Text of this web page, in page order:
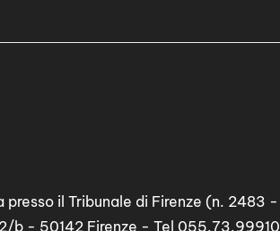
il Tribunale di Firenze (n. 2483 -
b - 50142 Firenze - Tel 055.73.99910